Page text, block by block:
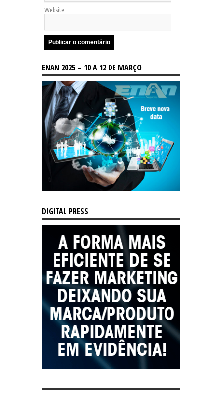
Website
ENAN 2025 – 10 A 12 DE MARÇO
DIGITAL PRESS